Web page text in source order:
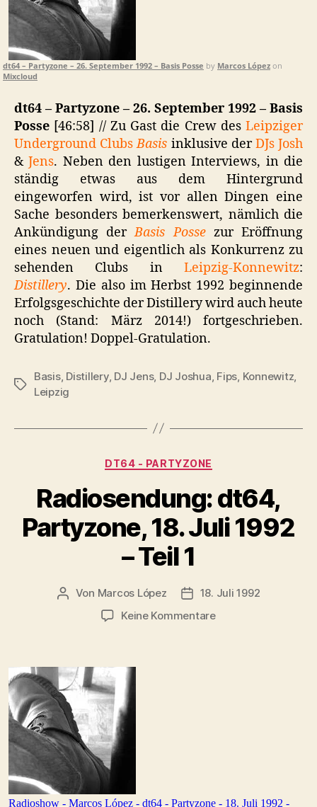
dt64 – Partyzone – 26. September 1992 – Basis Posse by Marcos López on
Mixcloud
dt64 – Partyzone – 26. September 1992 – Basis
Posse [46:58] // Zu Gast die Crew des Leipziger
Underground ClubsBasis inklusive derDJs Josh
&Jens. Neben den lustigen Interviews, in die
ständig etwas aus dem Hintergrund
eingeworfen wird, ist vor allen Dingen eine
Sache besonders bemerkenswert, nämlich die
Ankündigung derBasis Possezur Eröffnung
eines neuen und eigentlich als Konkurrenz zu
sehenden Clubs in Leipzig-Konnewitz:
Distillery. Die also im Herbst 1992 beginnende
Erfolgsgeschichte der Distillery wird auch heute
noch (Stand: März 2014!) fortgeschrieben.
Gratulation! Doppel-Gratulation.
Schlagwörter
Basis, Distillery, DJ Jens, DJ Joshua, Fips, Konnewitz,
Leipzig
Kategorien
DT64 - PARTYZONE
Radiosendung: dt64,
Partyzone, 18. Juli 1992
– Teil 1
Beitragsautor
Von Marcos López Veröffentlichungsdatum
18. Juli 1992
Keine Kommentarezu